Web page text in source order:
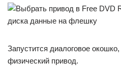
Запустится диалоговое
физический привод.